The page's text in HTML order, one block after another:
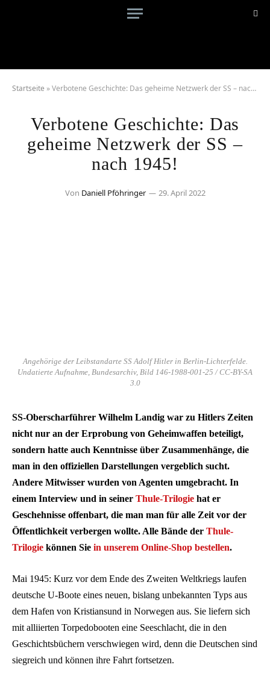
Startseite »Verbotene Geschichte: Das geheime Netzwerk der SS – nach 1945!
Verbotene Geschichte: Das
geheime Netzwerk der SS –
nach 1945!
Von Daniell Pföhringer 29. April 2022
Angehörige der Leibstandarte SS Adolf Hitler in Berlin-Lichterfelde.
Undatierte Aufnahme, Bundesarchiv, Bild 146-1988-001-25 / CC-BY-SA
3.0
SS-Oberscharführer Wilhelm Landig war zu Hitlers Zeiten
nicht nur an der Erprobung von Geheimwaffen beteiligt,
sondern hatte auch Kenntnisse über Zusammenhänge, die
man in den offiziellen Darstellungen vergeblich sucht.
Andere Mitwisser wurden von Agenten umgebracht. In
einem Interview und in seiner Thule-Trilogie hat er
Geschehnisse offenbart, die man man für alle Zeit vor der
Öffentlichkeit verbergen wollte. Alle Bände der Thule-
Trilogie können Sie in unserem Online-Shop bestellen.
Mai 1945: Kurz vor dem Ende des Zweiten Weltkriegs laufen
deutsche U-Boote eines neuen, bislang unbekannten Typs aus
dem Hafen von Kristiansund in Norwegen aus. Sie liefern sich
mit alliierten Torpedobooten eine Seeschlacht, die in den
Geschichtsbüchern verschwiegen wird, denn die Deutschen sind
siegreich und können ihre Fahrt fortsetzen.